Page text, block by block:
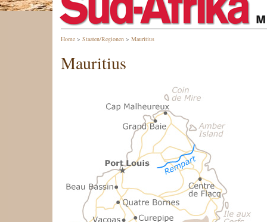
Home > Staaten/Regionen > Mauritius
Mauritius